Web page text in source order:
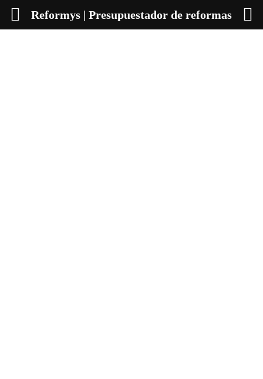
Reformys | Presupuestador de reformas